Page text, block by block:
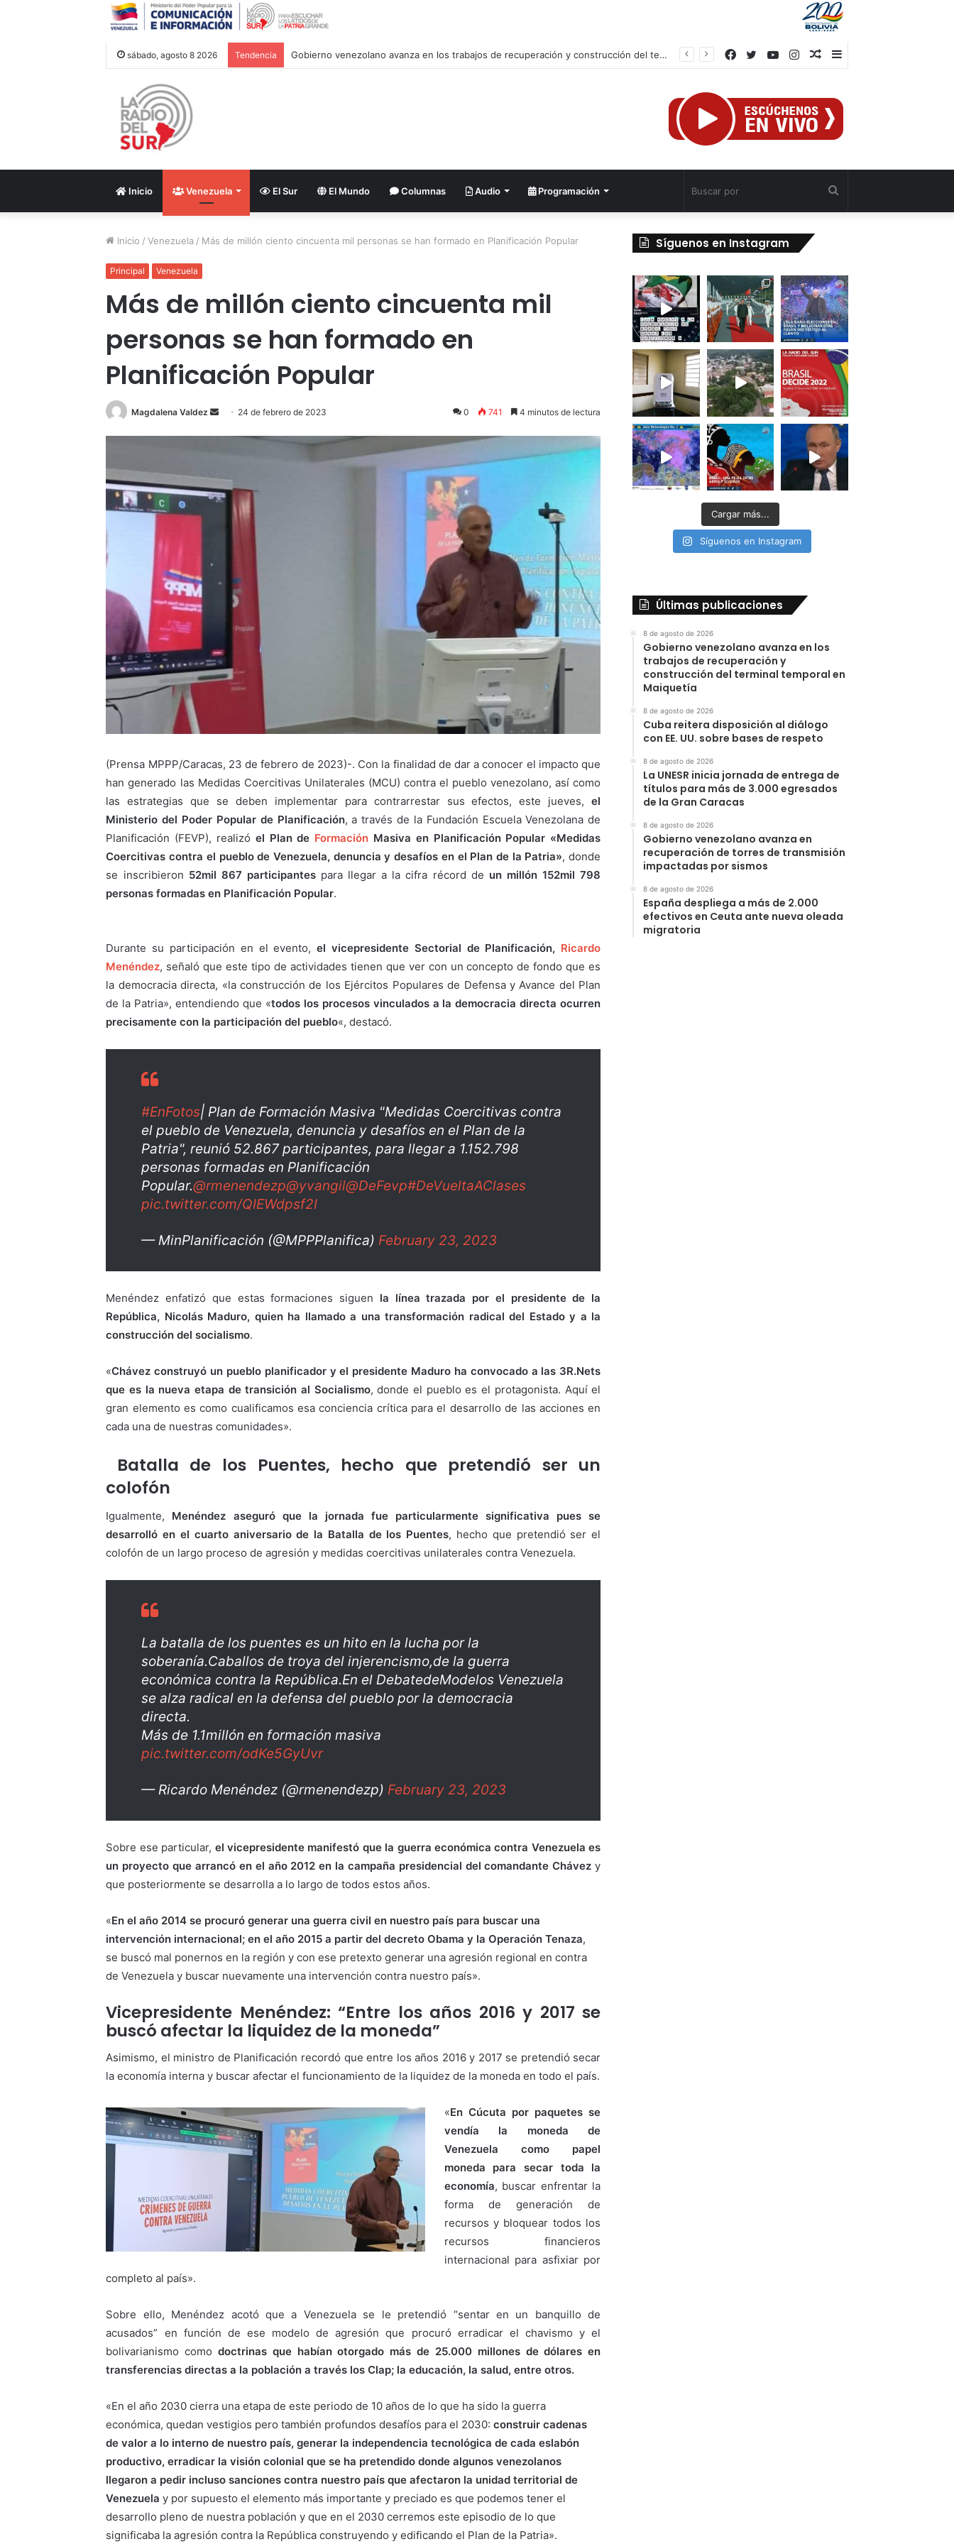
sábado, agosto 8 2026 Tendencia Gobierno venezolano avanza en los trabajos de recuperación y construcción del terminal temporal en Maiquetía
Barra
Publicación
azar
Instagram
YouTube
Twitter
Facebook
Inicio Venezuela El Sur El Mundo Columnas Audio Programación
Inicio / Venezuela / Más de millón ciento cincuenta mil personas se han formado en Planificación Popular
Principal Venezuela
Más de millón ciento cincuenta mil
personas se han formado en
Planificación Popular
Magdalena Valdez
Send24 de febrero de 2023 0 741 4 minutos de lectura
(Prensa MPPP/Caracas, 23 de febrero de 2023)-. Con la finalidad de dar a conocer el impacto que
han generado las Medidas Coercitivas Unilaterales (MCU) contra el pueblo venezolano, así como
las estrategias que se deben implementar para contrarrestar sus efectos, este jueves,el
Ministerio del Poder Popular de Planificación, a través de la Fundación Escuela Venezolana de
Planificación (FEVP), realizó el Plan de Formación Masiva en Planificación Popular «Medidas
Coercitivas contra el pueblo de Venezuela, denuncia y desafíos en el Plan de la Patria», donde
se inscribieron 52mil 867 participantespara llegar a la cifra récord de un millón 152mil 798
personas formadas en Planificación Popular.
Durante su participación en el evento,el vicepresidente Sectorial de Planificación, Ricardo
Menéndez, señaló que este tipo de actividades tienen que ver con un concepto de fondo que es
la democracia directa, «la construcción de los Ejércitos Populares de Defensa y Avance del Plan
de la Patria», entendiendo que «todos los procesos vinculados a la democracia directa ocurren
precisamente con la participación del pueblo«, destacó.
#EnFotos| Plan de Formación Masiva "Medidas Coercitivas contra
el pueblo de Venezuela, denuncia y desafíos en el Plan de la
Patria", reunió 52.867 participantes, para llegar a 1.152.798
personas formadas en Planificación
Popular.@rmenendezp@yvangil@DeFevp#DeVueltaAClases
pic.twitter.com/QIEWdpsf2I
— MinPlanificación (@MPPPlanifica) February 23, 2023
Menéndez enfatizó que estas formaciones siguen la línea trazada por el presidente de la
República, Nicolás Maduro, quien ha llamado a una transformación radical del Estado y a la
construcción del socialismo.
«Chávez construyó un pueblo planificador y el presidente Maduro ha convocado a las 3R.Nets
que es la nueva etapa de transición al Socialismo, donde el pueblo es el protagonista. Aquí el
gran elemento es como cualificamos esa conciencia crítica para el desarrollo de las acciones en
cada una de nuestras comunidades».
Batalla de los Puentes, hecho que pretendió ser un
colofón
Igualmente, Menéndez aseguró que la jornada fue particularmente significativa pues se
desarrolló en el cuarto aniversario de la Batalla de los Puentes, hecho que pretendió ser el
colofón de un largo proceso de agresión y medidas coercitivas unilaterales contra Venezuela.
La batalla de los puentes es un hito en la lucha por la
soberanía.Caballos de troya del injerencismo,de la guerra
económica contra la República.En el DebatedeModelos Venezuela
se alza radical en la defensa del pueblo por la democracia
directa.
Más de 1.1millón en formación masiva
pic.twitter.com/odKe5GyUvr
— Ricardo Menéndez (@rmenendezp) February 23, 2023
Sobre ese particular, el vicepresidente manifestó que la guerra económica contra Venezuela es
un proyecto que arrancó en el año 2012 en la campaña presidencial del comandante Chávez y
que posteriormente se desarrolla a lo largo de todos estos años.
«En el año 2014 se procuró generar una guerra civil en nuestro país para buscar una
intervención internacional; en el año 2015 a partir del decreto Obama y la Operación Tenaza,
se buscó mal ponernos en la región y con ese pretexto generar una agresión regional en contra
de Venezuela y buscar nuevamente una intervención contra nuestro país».
Vicepresidente Menéndez: “Entre los años 2016 y 2017 se
buscó afectar la liquidez de la moneda”
Asimismo, el ministro de Planificación recordó que entre los años 2016 y 2017 se pretendió secar
la economía interna y buscar afectar el funcionamiento de la liquidez de la moneda en todo el país.
«En Cúcuta por paquetes se
vendía la moneda de
Venezuela como papel
moneda para secar toda la
economía, buscar enfrentar la
forma de generación de
recursos y bloquear todos los
recursos financieros
internacional para asfixiar por
completo al país».
Sobre ello, Menéndez acotó que a Venezuela se le pretendió “sentar en un banquillo de
acusados” en función de ese modelo de agresión que procuró erradicar el chavismo y el
bolivarianismo como doctrinas que habían otorgado más de 25.000 millones de dólares en
transferencias directas a la población a través los Clap; la educación, la salud, entre otros.
«En el año 2030 cierra una etapa de este periodo de 10 años de lo que ha sido la guerra
económica, quedan vestigios pero también profundos desafíos para el 2030:construir cadenas
de valor a lo interno de nuestro país, generar la independencia tecnológica de cada eslabón
productivo, erradicar la visión colonial que se ha pretendido donde algunos venezolanos
llegaron a pedir incluso sanciones contra nuestro país que afectaron la unidad territorial de
Venezuela y por supuesto el elemento más importante y preciado es que podemos tener el
desarrollo pleno de nuestra población y que en el 2030 cerremos este episodio de lo que
significaba la agresión contra la República construyendo y edificando el Plan de la Patria».
Síguenos en Instagram
Cargar más...
Síguenos en Instagram
Últimas publicaciones
8 de agosto de 2026
Gobierno venezolano avanza en los
trabajos de recuperación y
construcción del terminal temporal en
Maiquetía
8 de agosto de 2026
Cuba reitera disposición al diálogo
con EE. UU. sobre bases de respeto
8 de agosto de 2026
La UNESR inicia jornada de entrega de
títulos para más de 3.000 egresados
de la Gran Caracas
8 de agosto de 2026
Gobierno venezolano avanza en
recuperación de torres de transmisión
impactadas por sismos
8 de agosto de 2026
España despliega a más de 2.000
efectivos en Ceuta ante nueva oleada
migratoria